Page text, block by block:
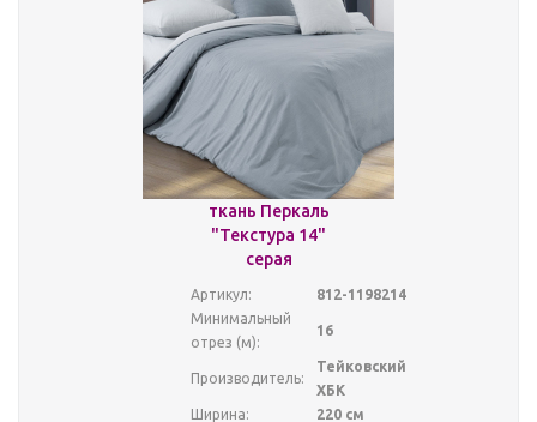
ткань Перкаль
"Текстура 14"
серая
Артикул:
812-1198214
Минимальный
отрез (м):
16
Производитель:
Тейковский
ХБК
Ширина:
220 см